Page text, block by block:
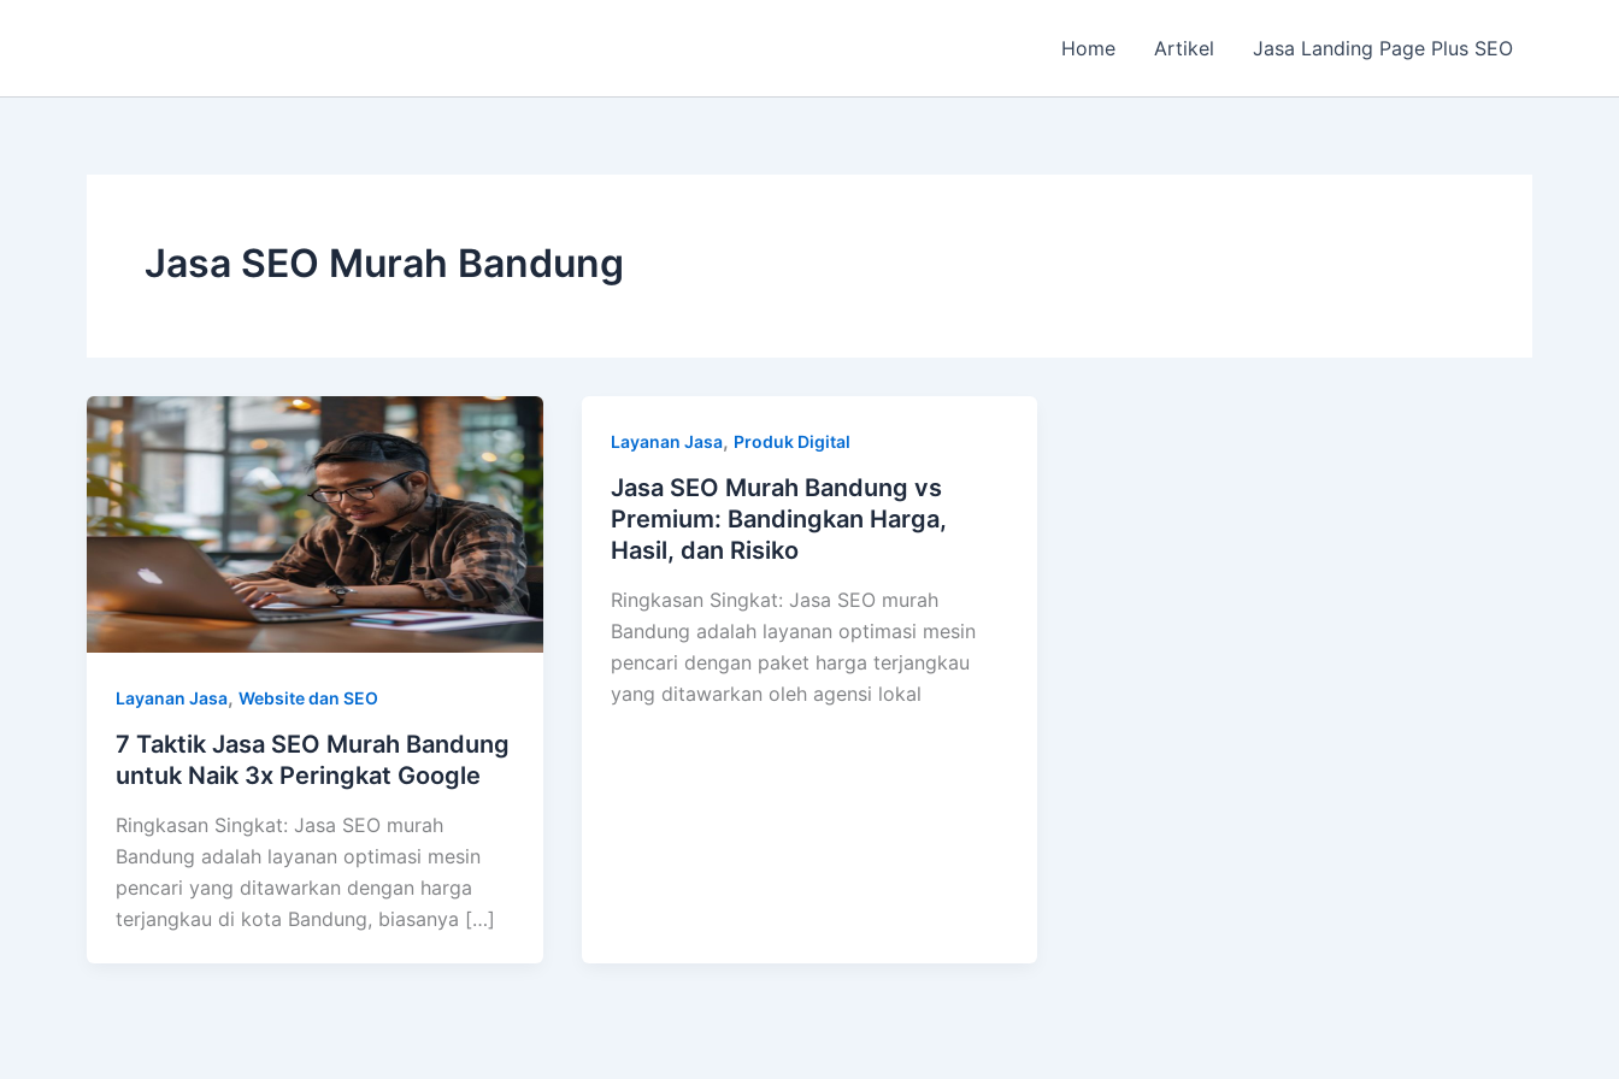
Home Artikel Jasa Landing Page Plus SEO
Jasa SEO Murah Bandung
Layanan Jasa, Website dan SEO
7 Taktik Jasa SEO Murah Bandung
untuk Naik 3x Peringkat Google
Ringkasan Singkat: Jasa SEO murah
Bandung adalah layanan optimasi mesin
pencari yang ditawarkan dengan harga
terjangkau di kota Bandung, biasanya […]
Layanan Jasa, Produk Digital
Jasa SEO Murah Bandung vs
Premium: Bandingkan Harga,
Hasil, dan Risiko
Ringkasan Singkat: Jasa SEO murah
Bandung adalah layanan optimasi mesin
pencari dengan paket harga terjangkau
yang ditawarkan oleh agensi lokal